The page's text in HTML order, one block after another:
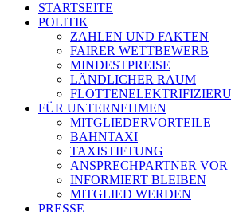
STARTSEITE
POLITIK
ZAHLEN UND FAKTEN
FAIRER WETTBEWERB
MINDESTPREISE
LÄNDLICHER RAUM
FÜR UNTERNEHMEN
MITGLIEDERVORTEILE
BAHNTAXI
TAXISTIFTUNG
ANSPRECHPARTNER VOR
INFORMIERT BLEIBEN
MITGLIED WERDEN
PRESSE